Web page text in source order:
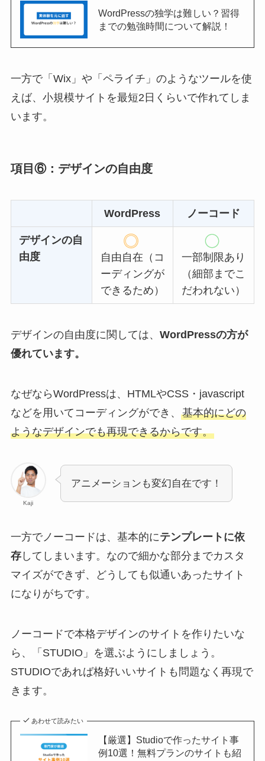
WordPressの独学は難しい？習得
までの勉強時間について解説！
一方で「Wix」や「ペライチ」のようなツールを使
えば、小規模サイトを最短2日くらいで作れてしま
います。
項目⑥：デザインの自由度
WordPress ノーコード
デザインの自
由度
自由自在（コ
ーディングが
できるため）
一部制限あり
（細部までこ
だわれない）
デザインの自由度に関しては、 WordPressの方が
優れています。
なぜならWordPressは、HTMLやCSS・javascript
などを用いてコーディングができ、 基本的にどの
ようなデザインでも再現できるからです。
Kaji
アニメーションも変幻自在です！
一方でノーコードは、基本的にテンプレートに依
存してしまいます。なので細かな部分までカスタ
マイズができず、どうしても似通いあったサイト
になりがちです。
ノーコードで本格デザインのサイトを作りたいな
ら、「STUDIO」を選ぶようにしましょう。
STUDIOであれば格好いいサイトも問題なく再現で
きます。
あわせて読みたい
【厳選】Studioで作ったサイト事
例10選！無料プランのサイトも紹